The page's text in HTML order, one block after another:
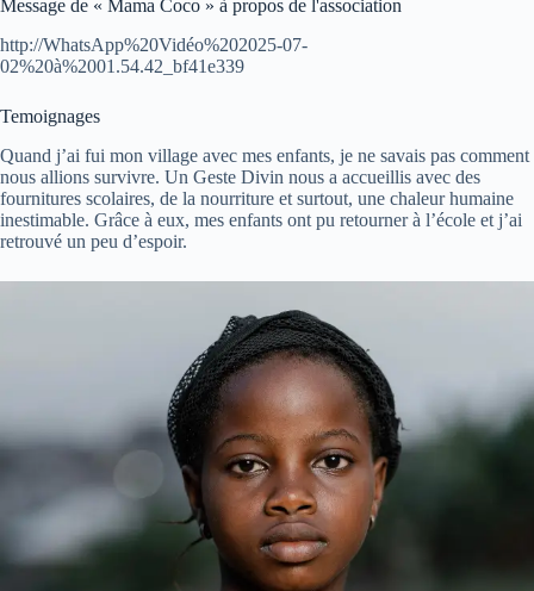
Message de « Mama Coco » à propos de l'association
http://WhatsApp%20Vidéo%202025-07-
02%20à%2001.54.42_bf41e339
Temoignages
Quand j’ai fui mon village avec mes enfants, je ne savais pas comment
nous allions survivre. Un Geste Divin nous a accueillis avec des
fournitures scolaires, de la nourriture et surtout, une chaleur humaine
inestimable. Grâce à eux, mes enfants ont pu retourner à l’école et j’ai
retrouvé un peu d’espoir.